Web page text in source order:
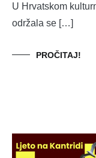
U Hrvatskom
održala se […]
PROČITAJ!